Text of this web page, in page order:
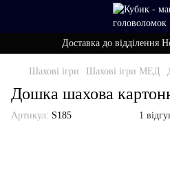
Доставка до відділення
Шахові ігри Шахові ігри МЕД
Дошка шахова
Артикул: S185 1